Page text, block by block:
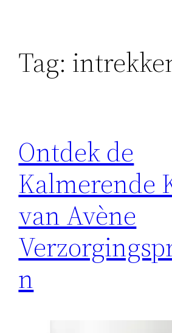
Tag:
Ontdek de
Kalmerende
van Avène
n